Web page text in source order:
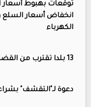
انخفاض أسعار السلع
الكهرباء
13 بلدا تقترب من القضاء على الجوع
دعوة لـ"التقشف"